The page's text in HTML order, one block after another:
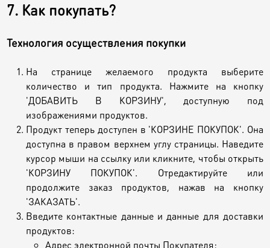
7. Как покупать?
Технология осуществления покупки
На странице желаемого продукта выберите
количество и тип продукта. Нажмите на кнопку
'ДОБАВИТЬ В КОРЗИНУ', доступную под
изображениями продуктов.
Продукт теперь доступен в 'КОРЗИНЕ ПОКУПОК'. Она
доступна в правом верхнем углу страницы. Наведите
курсор мыши на ссылку или кликните, чтобы открыть
'КОРЗИНУ ПОКУПОК'. Отредактируйте или
продолжите заказ продуктов, нажав на кнопку
'ЗАКАЗАТЬ'.
Введите контактные данные и данные для доставки
продуктов:
Адрес электронной почты Покупателя;